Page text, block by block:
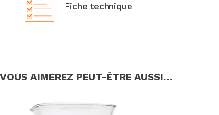
Fiche technique
VOUS AIMEREZ PEUT-ÊTRE AUSSI…